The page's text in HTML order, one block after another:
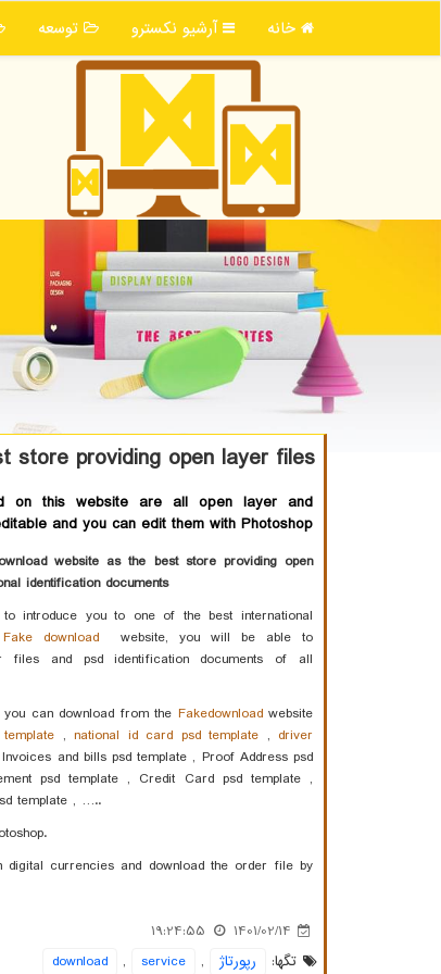
خانه آرشیو نكسترو توسعه
store providing open layer files
on this website are all open layer and
and you can edit them with Photoshop
website as the best store providing open
identification documents
introduce you to one of the best international
Fake downloadwebsite, you will be able to
files and psd identification documents of all
can download from the Fakedownloadwebsite
, national id card psd template , driver
and bills psd template , Proof Address psd
psd template , Credit Card psd template ,
template , …..
currencies and download the order file by
1401/02/14
19:24:55
تگها:
رپورتاژ ,
service
,
download